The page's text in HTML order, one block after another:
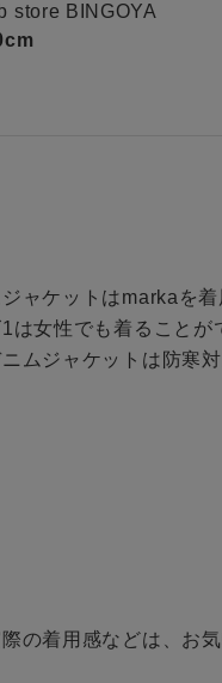
採用情報
ギフトカード
BINGOYA
WEB限定
store BINGOYA
ャケットはmarkaを
は女性でも着ること
ムジャケットは防寒
の着用感などは、お